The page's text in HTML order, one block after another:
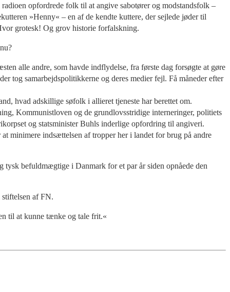
opfordrede folk til at angive sabotører og modstandsfolk –
»Henny« – en af de kendte kuttere, der sejlede jøder til
grotesk! Og grov historie forfalskning.
alle andre, som havde indflydelse, fra første dag forsøgte at gøre
tog samarbejdspolitikkerne og deres medier fejl. Få måneder efter
hvad adskillige søfolk i allieret tjeneste har berettet om.
Kommunistloven og de grundlovsstridige interneringer, politiets
og statsminister Buhls inderlige opfordring til angiveri.
minimere indsættelsen af tropper her i landet for brug på andre
tysk befuldmægtige i Danmark for et par år siden opnåede den
af FN.
til at kunne tænke og tale frit.«